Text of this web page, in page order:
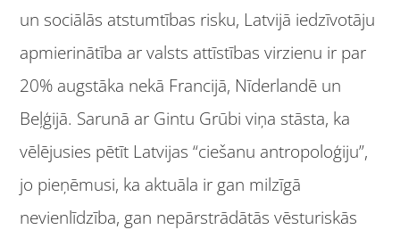
un sociālās atstumtības risku, Latvijā iedzīvotāju
apmierinātība ar valsts attīstības virzienu ir par
20% augstāka nekā Francijā, Nīderlandē un
Beļģijā. Sarunā ar Gintu Grūbi viņa stāsta, ka
vēlējusies pētīt Latvijas “ciešanu antropoloģiju”,
jo pieņēmusi, ka aktuāla ir gan milzīgā
nevienlīdzība, gan nepārstrādātās vēsturiskās